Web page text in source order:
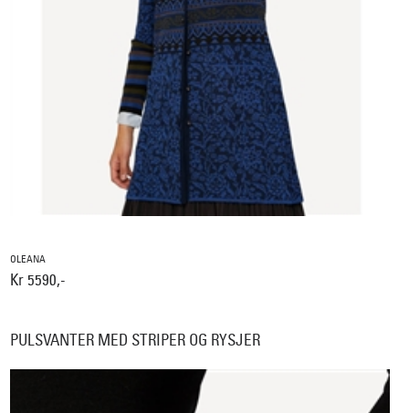
OLEANA
Kr 5590,-
PULSVANTER MED STRIPER OG RYSJER